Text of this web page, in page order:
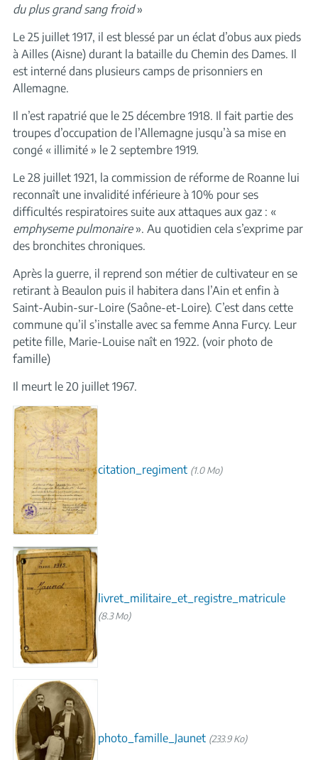
du plus grand sang froid»
Le 25 juillet 1917, il est blessé par un éclat d’obus aux pieds
à Ailles (Aisne) durant la bataille du Chemin des Dames. Il
est interné dans plusieurs camps de prisonniers en
Allemagne.
Il n’est rapatrié que le 25 décembre 1918. Il fait partie des
troupes d’occupation de l’Allemagne jusqu’à sa mise en
congé « illimité » le 2 septembre 1919.
Le 28 juillet 1921, la commission de réforme de Roanne lui
reconnaît une invalidité inférieure à 10% pour ses
difficultés respiratoires suite aux attaques aux gaz : «
emphyseme pulmonaire». Au quotidien cela s’exprime par
des bronchites chroniques.
Après la guerre, il reprend son métier de cultivateur en se
retirant à Beaulon puis il habitera dans l’Ain et enfin à
Saint-Aubin-sur-Loire (Saône-et-Loire). C’est dans cette
commune qu’il s’installe avec sa femme Anna Furcy. Leur
petite fille, Marie-Louise naît en 1922. (voir photo de
famille)
Il meurt le 20 juillet 1967.
citation_regiment (1.0 Mo)
livret_militaire_et_registre_matricule
(8.3 Mo)
photo_famille_Jaunet (233.9 Ko)